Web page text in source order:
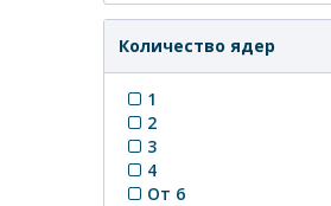
Количество ядер
1
2
3
4
От 6